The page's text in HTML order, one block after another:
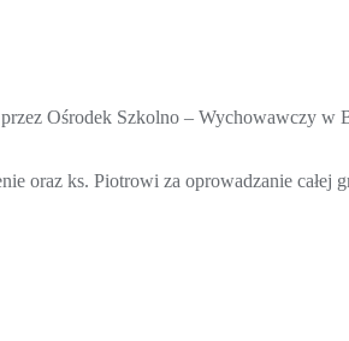
Ośrodek Szkolno – Wychowawczy w
oraz ks. Piotrowi za oprowadzanie całej